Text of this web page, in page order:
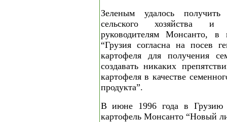
Зеленым удалось
сельского хозяйства и
руководителям Монсанто, в
“Грузия согласна на посев
картофеля для получения
создавать никаких
картофеля в качестве
продукта”.
В июне 1996 года в Грузию
картофель Монсанто “Новый